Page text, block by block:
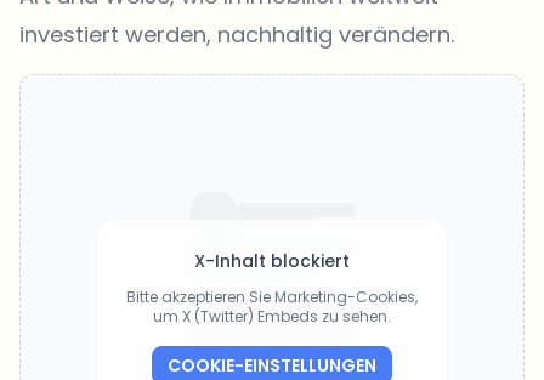
investiert werden, nachhaltig verändern.
X-Inhalt blockiert
Bitte akzeptieren Sie Marketing-Cookies,
um X (Twitter) Embeds zu sehen.
COOKIE-EINSTELLUNGEN